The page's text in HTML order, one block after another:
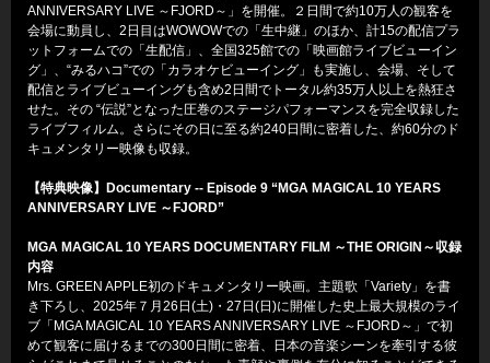
ANNIVERSARY LIVE ～FJORD～」を開催。２日間で約10万人の観客を
会場に動員し、2日目はWOWOWでの「生中継」のほか、計15の配信プラ
ットフォームでの「生配信」、全国325館での「映画館ライブビューイン
グ」、“みるハコ”での「カラオケビューイング」も実施し、会場、そして
配信とライブビューイングも含め2日間でトータル約35万人以上を熱狂さ
せた。その “伝説”となった圧巻のステージパフォーマンスを完全収録した
ライブフィルム。さらにその日に至る約240日間に密着した、約60分のド
キュメンタリー映像も収録。
【特典映像】Documentary -- Episode 9 “MGA MAGICAL 10 YEARS
ANNIVERSARY LIVE ～FJORD”
MGA MAGICAL 10 YEARS DOCUMENTARY FILM ～THE ORIGIN～収録
内容
Mrs. GREEN APPLE初のドキュメンタリー映画。主題歌「Variety」を書
き下ろし、2025年７月26日(土)・27日(日)に開催した史上最大規模のライ
ブ「MGA MAGICAL 10 YEARS ANNIVERSARY LIVE ～FJORD～」で初
めて観客に届けるまでの300日間に密着、日本の音楽シーンを牽引する彼